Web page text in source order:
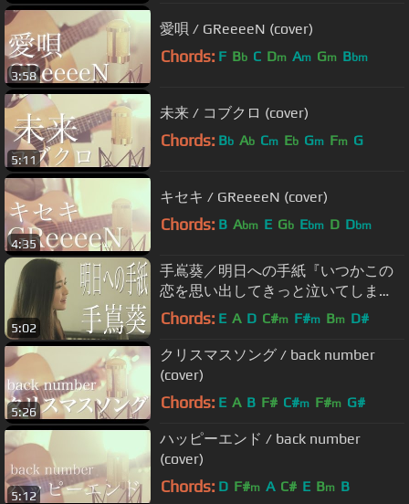
3:58
愛唄 / GReeeeN (cover)
Chords: F Bb C Dm Am Gm Bbm
5:11
未来 / コブクロ (cover)
Chords: Bb Ab Cm Eb Gm Fm G
4:35
キセキ / GReeeeN (cover)
Chords: B Abm E Gb Ebm D Dbm
5:02
手嶌葵／明日への手紙『いつかこの
恋を思い出してきっと泣いてしま
う』主題歌（Full Cover by コバソロ &
Chords: E A D C#m F#m Bm D#
5:26
クリスマスソング / back number
(cover)
Chords: E A B F# C#m F#m G#
5:12
ハッピーエンド / back number
(cover)
Chords: D F#m A C# E Bm B